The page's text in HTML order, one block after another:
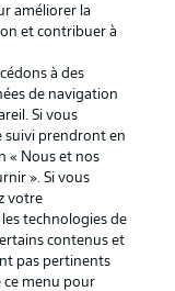
be
améliorer la
et contribuer à
à des
de navigation
Si vous
suivi prendront en
« Nous et nos
». Si vous
votre
technologies de
contenus et
pas pertinents
ce menu pour